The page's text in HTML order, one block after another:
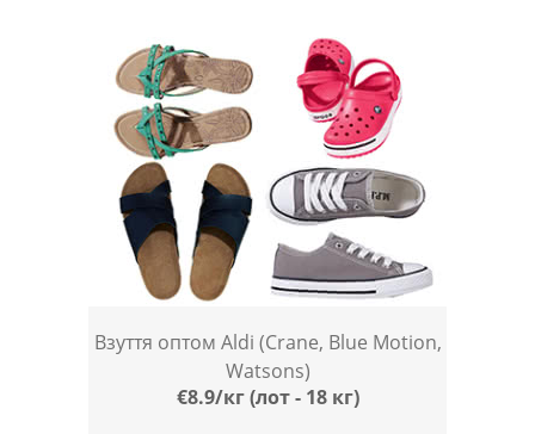
Взуття оптом Aldi (Crane, Blue Motion,
Watsons)
€8.9/кг (лот - 18 кг)